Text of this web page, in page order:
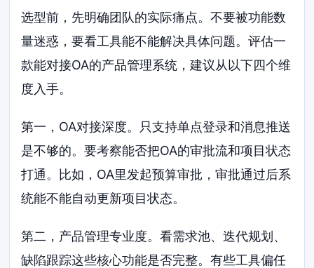
选型前，先明确团队的实际痛点。不要被功能数
量迷惑，要看工具能不能解决具体问题。评估一
款能对接OA的产品管理系统，建议从以下四个维
度入手。
第一，OA对接深度。只支持单点登录和消息推送
是不够的。要考察能否把OA的审批流和项目状态
打通。比如，OA里发起预算审批，审批通过后系
统能不能自动更新项目状态。
第二，产品管理专业度。看需求池、迭代规划、
缺陷跟踪这些核心功能是否完整。有些工具偏任